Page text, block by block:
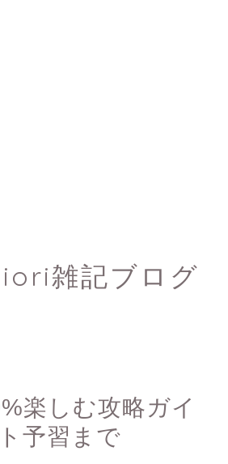
雑記ブログ
楽しむ攻略ガイ
予習まで